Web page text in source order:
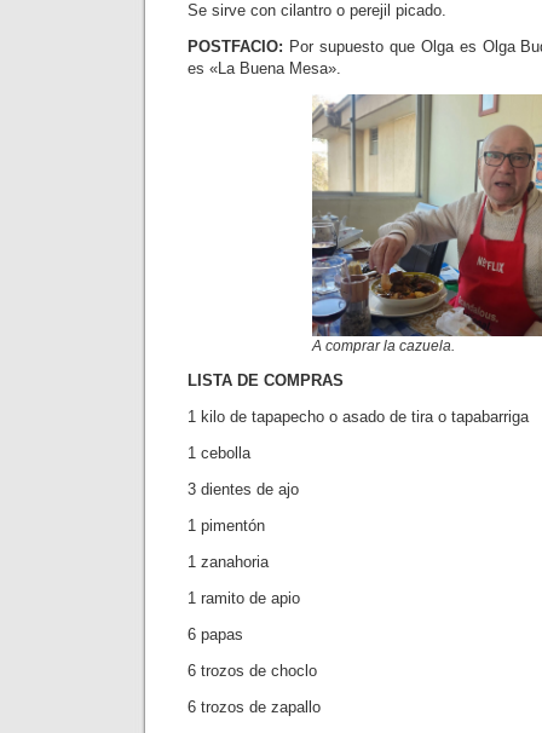
Se sirve con cilantro o perejil picado.
POSTFACIO: Por supuesto que Olga es Olga
es «La Buena Mesa».
A comprar la cazuela.
LISTA DE COMPRAS
1 kilo de tapapecho o asado de tira o tapabarriga
1 cebolla
3 dientes de ajo
1 pimentón
1 zanahoria
1 ramito de apio
6 papas
6 trozos de choclo
6 trozos de zapallo